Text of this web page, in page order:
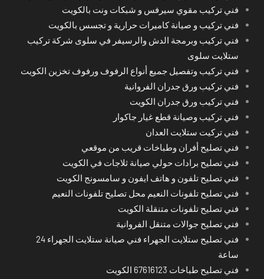
فني تركيب مقوي سيرفس و شبكات ونت بالكويت
فني تركيب و صيانة كاميرات حرارية و تجسس بالكويت
فني تركيب وبرمجة الدش والرسيفر في سلوى شركة تركيب
ستلايت سلوى
فني تركيب وتفصيل جميع أنواع الرفوف ورفوف تخزين الكويت
فني تركيب ورق جدران الفروانية
فني تركيب ورق جدران الكويت
فني تركيب وصيانة قطع غيار جاكوار
فني تركيت ستلايت العدان
فني تصليح أفران وطباخات قريب من موقعي
فني تصليح برادات حولي صيانة ثلاجات في الكويت
فني تصليح تلفون و هاتف ايفون و سامسونج الكويت
فني تصليح تلفونات النعيم محل تصليح تلفونات النعيم
فني تصليح تلفونات متنقلة الكويت
فني تصليح جوالات متنقل الفروانية
فني تصليح ستلايت الجهراء فني صيانة ستلايت الجهراء 24
ساعة
فني تصليح طباخات 67616123 الكويت